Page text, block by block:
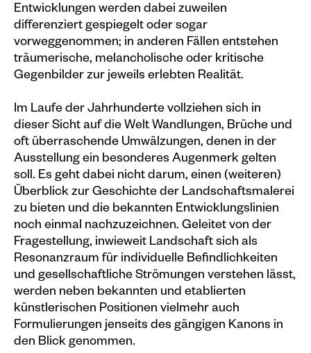
Sondereditionen
Editionen
Merchandise
Entwicklungen werden dabei zuweilen
differenziert gespiegelt oder sogar
vorweggenommen; in anderen Fällen entstehen
träumerische, melancholische oder kritische
Gegenbilder zur jeweils erlebten Realität.
Im Laufe der Jahrhunderte vollziehen sich in
dieser Sicht auf die Welt Wandlungen, Brüche und
oft überraschende Umwälzungen, denen in der
Ausstellung ein besonderes Augenmerk gelten
soll. Es geht dabei nicht darum, einen (weiteren)
Überblick zur Geschichte der Landschaftsmalerei
zu bieten und die bekannten Entwicklungslinien
noch einmal nachzuzeichnen. Geleitet von der
Fragestellung, inwieweit Landschaft sich als
Resonanzraum für individuelle Befindlichkeiten
und gesellschaftliche Strömungen verstehen lässt,
werden neben bekannten und etablierten
künstlerischen Positionen vielmehr auch
Formulierungen jenseits des gängigen Kanons in
den Blick genommen.